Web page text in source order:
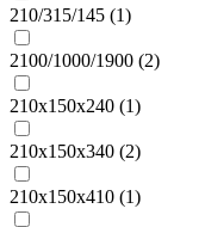
210/315/145 (1)
2100/1000/1900 (2)
210x150x240 (1)
210x150x340 (2)
210x150x410 (1)